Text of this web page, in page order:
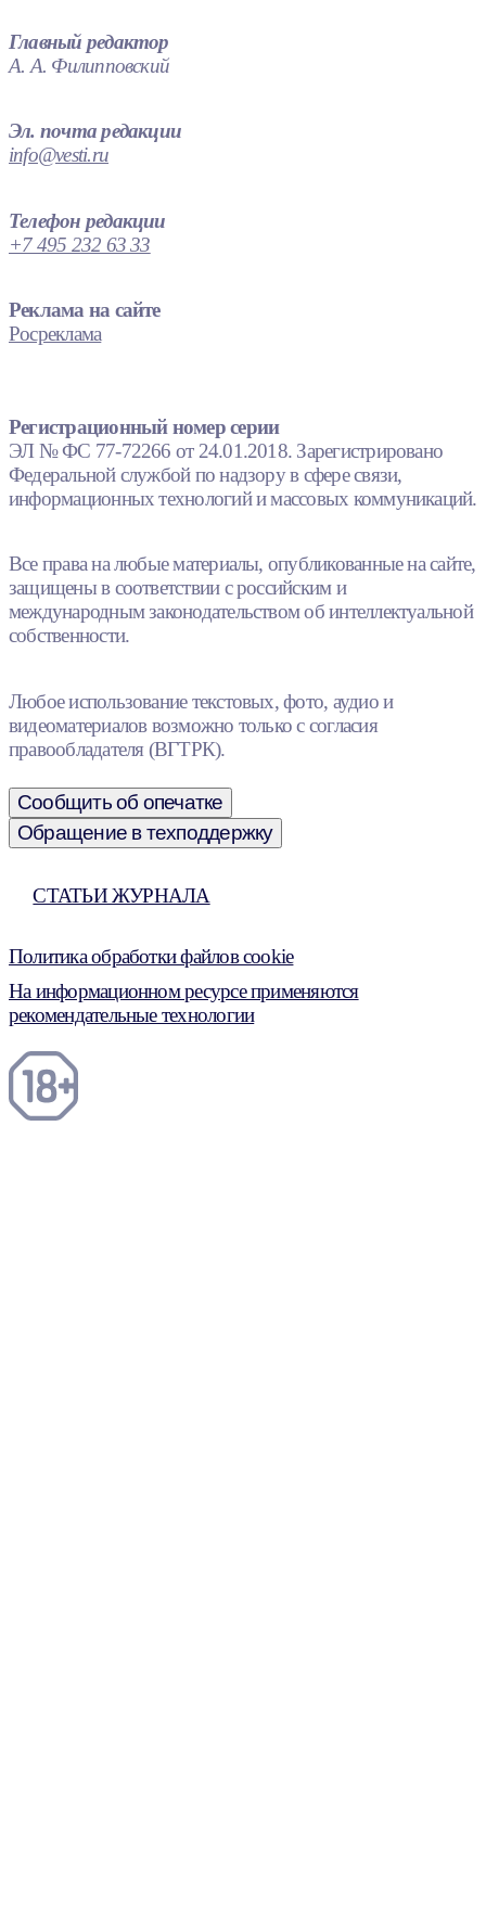
Главный редактор
А. А. Филипповский
Эл. почта редакции
info@vesti.ru
Телефон редакции
+7 495 232 63 33
Реклама на сайте
Росреклама
Регистрационный номер серии
ЭЛ № ФС 77-72266 от 24.01.2018. Зарегистрировано
Федеральной службой по надзору в сфере связи,
информационных технологий и массовых коммуникаций.
Все права на любые материалы, опубликованные на сайте,
защищены в соответствии с российским и
международным законодательством об интеллектуальной
собственности.
Любое использование текстовых, фото, аудио и
видеоматериалов возможно только с согласия
правообладателя (ВГТРК).
Сообщить об опечатке
Обращение в техподдержку
СТАТЬИ ЖУРНАЛА
Политика обработки файлов cookie
На информационном ресурсе применяются
рекомендательные технологии